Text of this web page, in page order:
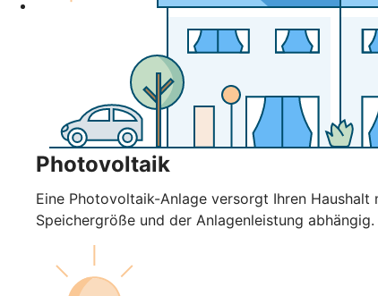
Photovoltaik
Eine Photovoltaik-Anlage versorgt Ihren
Speichergröße und der Anlagenleistung